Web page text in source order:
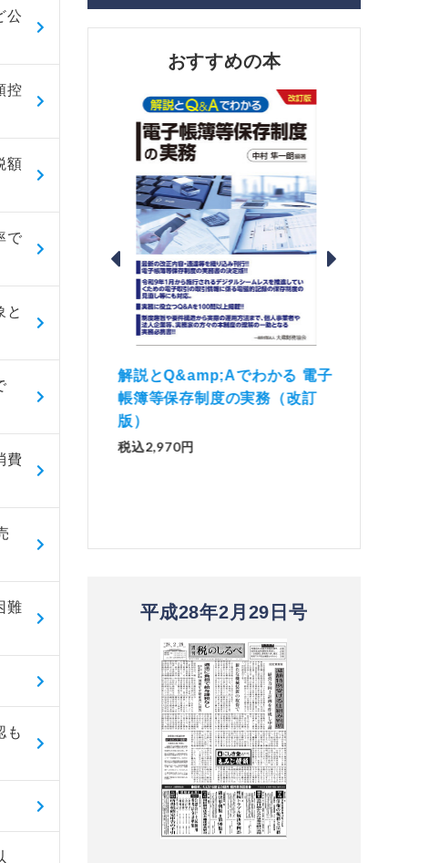
公
控
額
で
と
費
難
も
おすすめの本
版）
解説とQ&amp;Aでわかる 電子
帳簿等保存制度の実務（改訂
版）
税込2,970円
「資産承継」
平成28年2月29日号